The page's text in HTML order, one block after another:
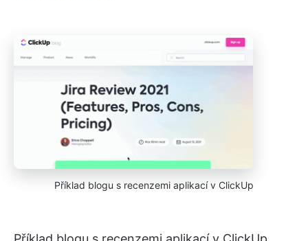
Příklad blogu s recenzemi aplikací v ClickUp